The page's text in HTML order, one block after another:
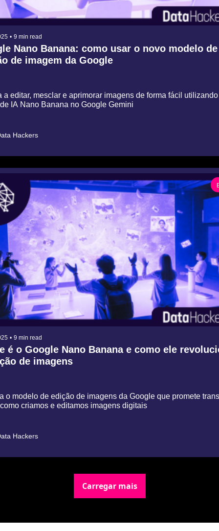
• 9 min read
Nano Banana: como usar o novo modelo de
de imagem da Google
a editar, mesclar e aprimorar imagens de forma fácil utilizando
IA Nano Banana no Google Gemini
Hackers
• 9 min read
é o Google Nano Banana e como ele
de imagens
o modelo de edição de imagens da Google que promete
criamos e editamos imagens digitais
Hackers
Carregar mais